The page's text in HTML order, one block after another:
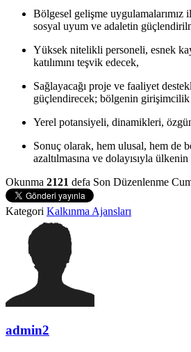
Bölgesel gelişme uygulamalarımız
sosyal uyum ve adaletin
Yüksek nitelikli personeli, esnek
katılımını teşvik edecek,
Sağlayacağı proje ve faaliyet
güçlendirecek; bölgenin
Yerel potansiyeli, dinamikleri,
Sonuç olarak, hem ulusal, hem de
azaltılmasına ve dolayısıyla
Okunma 2121 defa Son Düzenlenme
Kategori Kalkınma Ajansları
admin2